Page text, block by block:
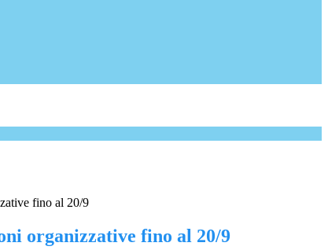
fino al 20/9
organizzative fino al 20/9